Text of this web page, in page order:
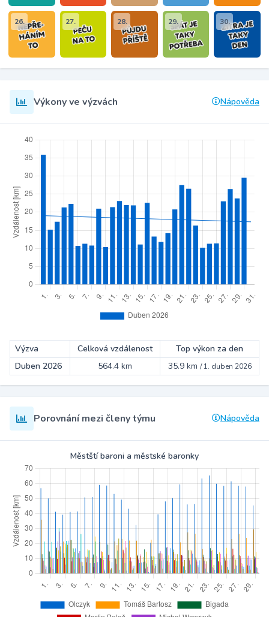
26. 27. 28. 29. 30.
Výkony ve výzvách Nápověda
Výzva Celková vzdálenost
Top výkon za den
Duben 2026
564.4 km 35.9 km /1. duben 2026
Porovnání mezi členy týmu Nápověda
Městští baroni a městské baronky